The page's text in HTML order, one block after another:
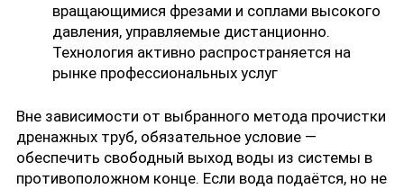
вращающимися фрезами и соплами высокого
давления, управляемые дистанционно.
Технология активно распространяется на
рынке профессиональных услуг
Вне зависимости от выбранного метода прочистки
дренажных труб, обязательное условие —
обеспечить свободный выход воды из системы в
противоположном конце. Если вода подаётся, но не